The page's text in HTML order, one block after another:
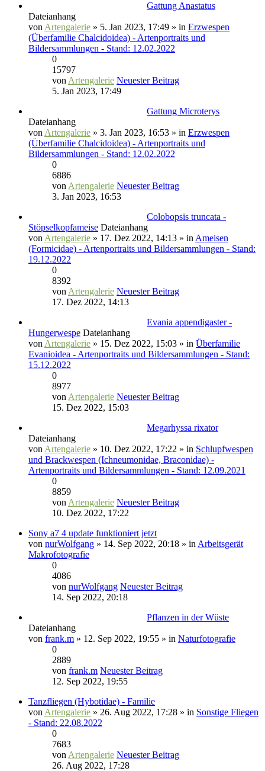
Gattung Anastatus
Dateianhang
von Artengalerie » 5. Jan 2023, 17:49 » in Erzwespen
(Überfamilie Chalcidoidea) - Artenportraits und
Bildersammlungen - Stand: 12.02.2022
0
15797
von Artengalerie Neuester Beitrag
5. Jan 2023, 17:49
Gattung Microterys
Dateianhang
von Artengalerie » 3. Jan 2023, 16:53 » in Erzwespen
(Überfamilie Chalcidoidea) - Artenportraits und
Bildersammlungen - Stand: 12.02.2022
0
6886
von Artengalerie Neuester Beitrag
3. Jan 2023, 16:53
Colobopsis truncata -
Stöpselkopfameise Dateianhang
von Artengalerie » 17. Dez 2022, 14:13 » in Ameisen
(Formicidae) - Artenportraits und Bildersammlungen - Stand:
19.12.2022
0
8392
von Artengalerie Neuester Beitrag
17. Dez 2022, 14:13
Evania appendigaster -
Hungerwespe Dateianhang
von Artengalerie » 15. Dez 2022, 15:03 » in Überfamilie
Evanioidea - Artenportraits und Bildersammlungen - Stand:
15.12.2022
0
8977
von Artengalerie Neuester Beitrag
15. Dez 2022, 15:03
Megarhyssa rixator
Dateianhang
von Artengalerie » 10. Dez 2022, 17:22 » in Schlupfwespen
und Brackwespen (Ichneumonidae, Braconidae) -
Artenportraits und Bildersammlungen - Stand: 12.09.2021
0
8859
von Artengalerie Neuester Beitrag
10. Dez 2022, 17:22
Sony a7 4 update funktioniert jetzt
von nurWolfgang » 14. Sep 2022, 20:18 » in Arbeitsgerät
Makrofotografie
0
4086
von nurWolfgang Neuester Beitrag
14. Sep 2022, 20:18
Pflanzen in der Wüste
Dateianhang
von frank.m » 12. Sep 2022, 19:55 » in Naturfotografie
0
2889
von frank.m Neuester Beitrag
12. Sep 2022, 19:55
Tanzfliegen (Hybotidae) - Familie
von Artengalerie » 26. Aug 2022, 17:28 » in Sonstige Fliegen
- Stand: 22.08.2022
0
7683
von Artengalerie Neuester Beitrag
26. Aug 2022, 17:28